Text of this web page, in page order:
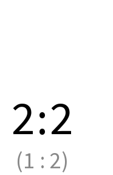
2:2
(1 : 2)